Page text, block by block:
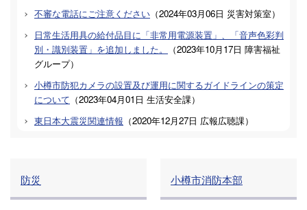
不審な電話にご注意ください （2024年03月06日 災害対策室）
日常生活用具の給付品目に「非常用電源装置」、「音声色彩判
別・識別装置」を追加しました。
（2023年10月17日 障害福祉
グループ）
小樽市防犯カメラの設置及び運用に関するガイドラインの策定
について （2023年04月01日 生活安全課）
東日本大震災関連情報 （2020年12月27日 広報広聴課）
防災 小樽市消防本部